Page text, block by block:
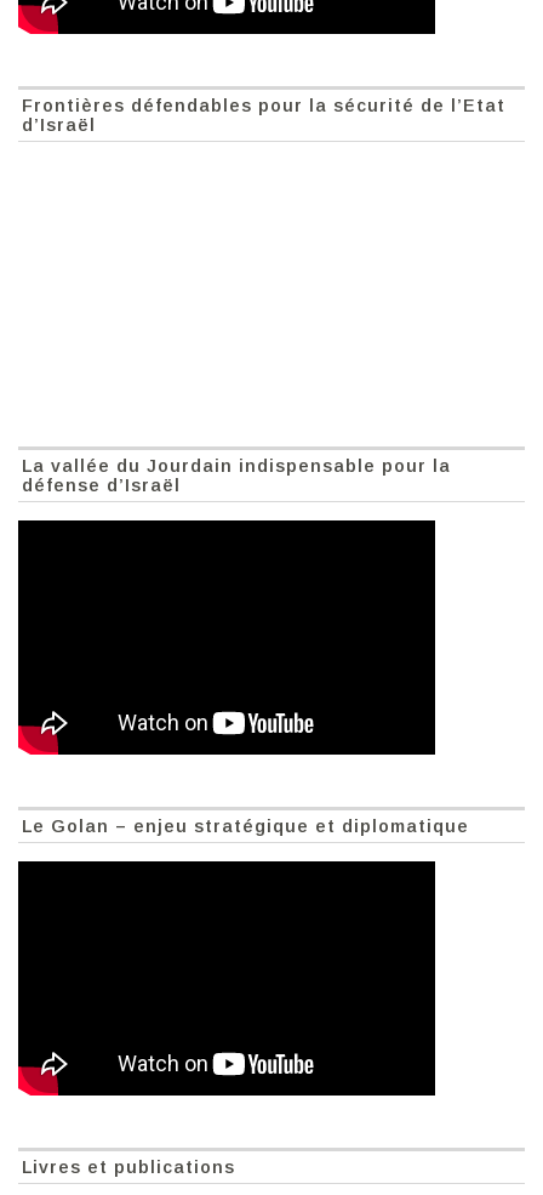
Frontières défendables pour la sécurité de l’Etat
d’Israël
La vallée du Jourdain indispensable pour la
défense d’Israël
Le Golan – enjeu stratégique et diplomatique
Livres et publications